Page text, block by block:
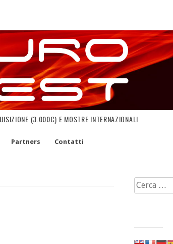
(3.000€) E MOSTRE INTERNAZIONALI
Partners Contatti
Ricerca
per: